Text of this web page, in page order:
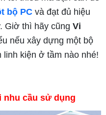
bộ PC và đạt đủ hiệu
Giờ thì hãy cũng Vi
nếu xây dựng một bộ
kiện ở tầm nào nhé!
nhu cầu sử dụng